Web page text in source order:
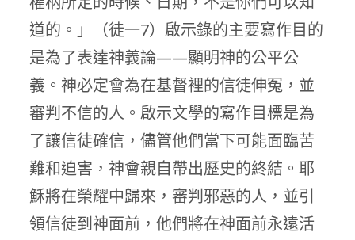
道的。」（徒一7）啟示錄的主要寫作目的
是為了表達神義論——顯明神的公平公
義。神必定會為在基督裡的信徒伸冤，並
審判不信的人。啟示文學的寫作目標是為
了讓信徒確信，儘管他們當下可能面臨苦
難和迫害，神會親自帶出歷史的終結。耶
穌將在榮耀中歸來，審判邪惡的人，並引
領信徒到神面前，他們將在神面前永遠活